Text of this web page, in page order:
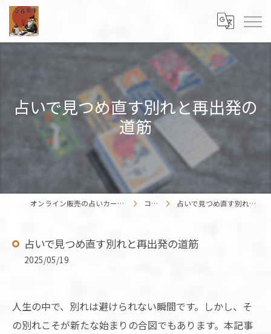
占いで見つめ直す別れと再出発の
道筋
オンライン販売の占いカードはENISHIWORK コラム 占いで見つめ直す別れと再出発の道筋
占いで見つめ直す別れと再出発の道筋
2025/05/19
人生の中で、別れは避けられない瞬間です。しかし、そ
の別れこそが新たな始まりの合図でもあります。本記事